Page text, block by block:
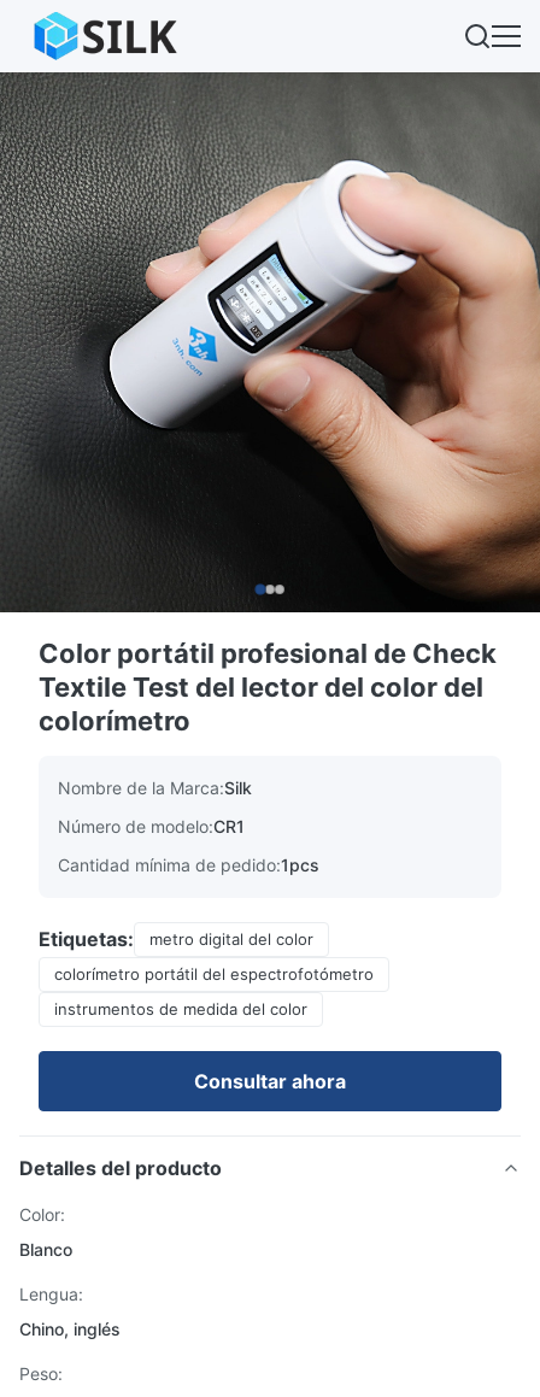
Color portátil profesional de Check
Textile Test del lector del color del
colorímetro
Nombre de la Marca:Silk
Número de modelo:CR1
Cantidad mínima de pedido:1pcs
Etiquetas:
metro digital del color
colorímetro portátil del espectrofotómetro
instrumentos de medida del color
Consultar ahora
Detalles del producto
Color:
Blanco
Lengua:
Chino, inglés
Peso: